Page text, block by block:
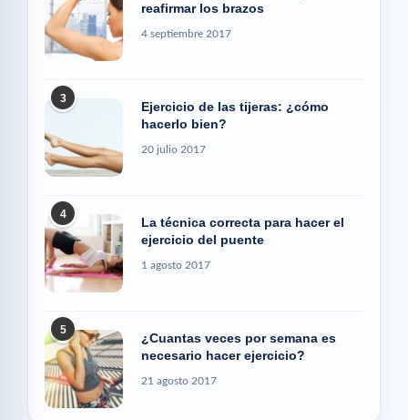
reafirmar los brazos
4 septiembre 2017
3
Ejercicio de las tijeras: ¿cómo
hacerlo bien?
20 julio 2017
4
La técnica correcta para hacer el
ejercicio del puente
1 agosto 2017
5
¿Cuantas veces por semana es
necesario hacer ejercicio?
21 agosto 2017